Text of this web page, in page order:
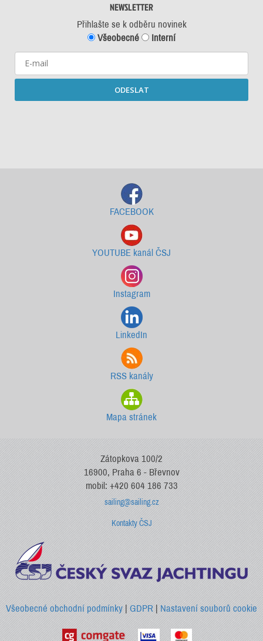
NEWSLETTER
Přihlašte se k odběru novinek
Všeobecné
Interní
ODESLAT
FACEBOOK
YOUTUBE kanál ČSJ
Instagram
LinkedIn
RSS kanály
Mapa stránek
Zátopkova 100/2
16900, Praha 6 - Břevnov
mobil: +420 604 186 733
sailing@sailing.cz
Kontakty ČSJ
Všeobecné obchodní podmínky| GDPR |Nastavení souborů cookie